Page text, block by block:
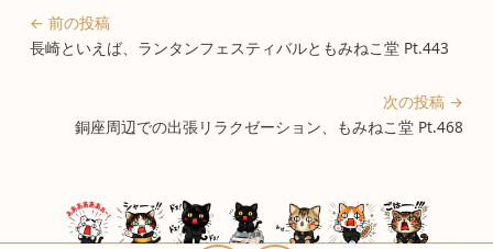
← 前の投稿
長崎といえば、ランタンフェスティバルともみねこ堂 Pt.443
次の投稿 →
銅座周辺での出張リラクゼーション、もみねこ堂 Pt.468